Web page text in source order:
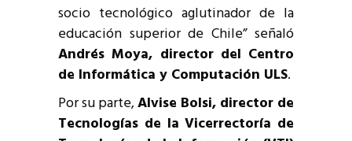
socio tecnológico aglutinador de la
educación superior de Chile” señaló
Andrés Moya, director del Centro
de Informática y Computación ULS.
Por su parte,Alvise Bolsi, director de
Tecnologías de la Vicerrectoría de